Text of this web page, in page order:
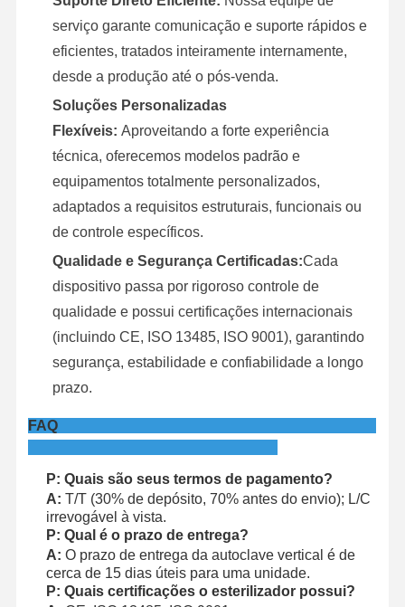
serviço garante comunicação e suporte rápidos e
eficientes, tratados inteiramente internamente,
desde a produção até o pós-venda.
Soluções Personalizadas
Flexíveis: Aproveitando a forte experiência
técnica, oferecemos modelos padrão e
equipamentos totalmente personalizados,
adaptados a requisitos estruturais, funcionais ou
de controle específicos.
Qualidade e Segurança Certificadas:Cada
dispositivo passa por rigoroso controle de
qualidade e possui certificações internacionais
(incluindo CE, ISO 13485, ISO 9001), garantindo
segurança, estabilidade e confiabilidade a longo
prazo.
FAQ
P: Quais são seus termos de pagamento?
A: T/T (30% de depósito, 70% antes do envio); L/C
irrevogável à vista.
P: Qual é o prazo de entrega?
A: O prazo de entrega da autoclave vertical é de
cerca de 15 dias úteis para uma unidade.
P: Quais certificações o esterilizador possui?